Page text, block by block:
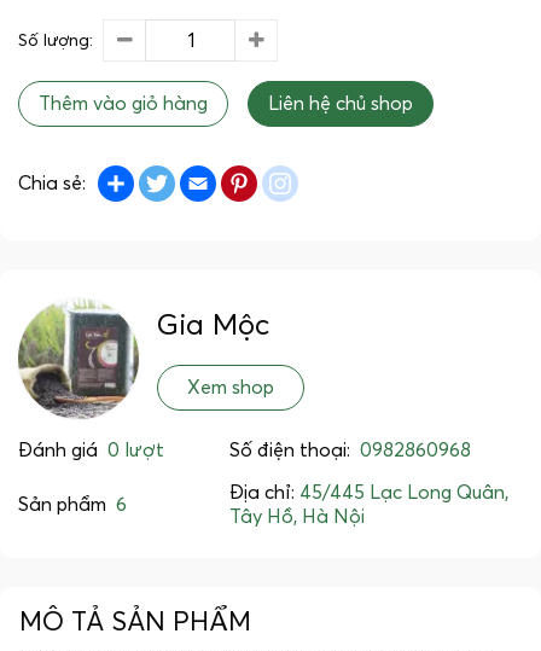
Số lượng:
Thêm vào giỏ hàng Liên hệ chủ shop
Chia sẻ: Share TwitterEmail Pinterest
Gia Mộc
Xem shop
Đánh giá 0 lượt Số điện thoại: 0982860968
Sản phẩm 6
Địa chỉ: 45/445 Lạc Long Quân,
Tây Hồ, Hà Nội
MÔ TẢ SẢN PHẨM